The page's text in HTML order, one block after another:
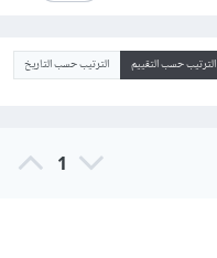
الترتيب حسب التقييم الترتيب حسب التاريخ
1